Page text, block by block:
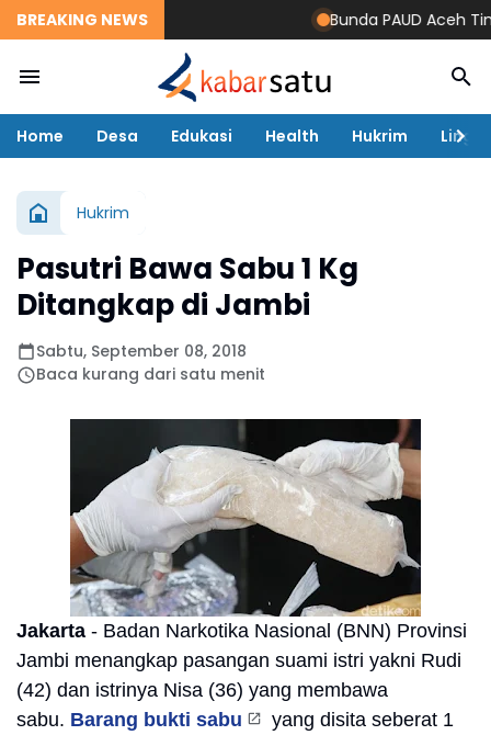
BREAKING NEWS Bunda PAUD Aceh
Home Desa Edukasi Health Hukrim
Hukrim
Pasutri Bawa Sabu 1 Kg
Ditangkap di Jambi
Sabtu, September 08, 2018
Baca kurang dari satu menit
Jakarta - Badan Narkotika Nasional (BNN) Provinsi
Jambi menangkap pasangan suami istri yakni Rudi
(42) dan istrinya Nisa (36) yang membawa
sabu. Barang bukti sabu
yang disita seberat 1